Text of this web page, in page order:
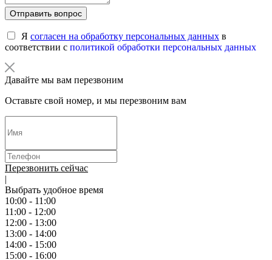
Отправить вопрос
Я согласен на обработку персональных данных в
соответствии с политикой обработки персональных данных
Давайте мы вам перезвоним
Оставьте свой номер, и мы перезвоним вам
Перезвонить сейчас
|
Выбрать удобное время
10:00 - 11:00
11:00 - 12:00
12:00 - 13:00
13:00 - 14:00
14:00 - 15:00
15:00 - 16:00